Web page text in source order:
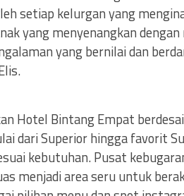
setiap kelurgan yang
yang menyenangkan
yang bernilai dan
Hotel Bintang Empat
dari Superior hingga favorit
kebutuhan. Pusat
menjadi area seru untuk